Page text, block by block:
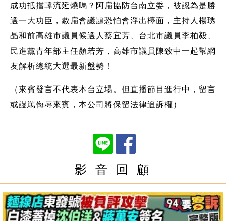
成功抵擋韓流延燒嗎？阿扁協防台南立委，被認為是勝
選一大功臣，赦扁會議題恐怕會浮出檯面，主持人楊琇
晶和前高雄市議員候選人蔡宜芳、台北市議員李柏毅、
民進黨青年部主任顏若芳，高雄市議員陳致中一起幫網
友解析總統大選最新盤勢！
（來賓發言不代表本台立場。但直播節目進行中，留言
或謾罵侮辱來賓，本公司將保留法律追訴權）
影 音 回 顧